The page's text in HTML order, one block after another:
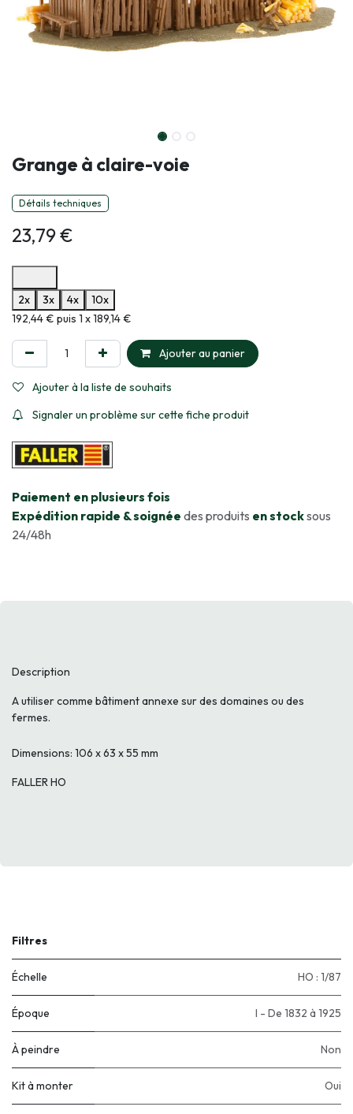
Grange à claire-voie
Détails techniques
23,79€
2x
3x 4x
10x
Informations sur le plan de paiement sélectionné
192,44 € puis 1 x 189,14 €
Ajouter au panier
Ajouter à la liste de souhaits
Signaler un problème sur cette fiche produit
​Paiement en plusieurs fois
Expédition rapide & soignée des produits en stocksous
24/48h
Description
A utiliser comme bâtiment annexe sur des domaines ou des
fermes.
Dimensions: 106 x 63 x 55 mm
FALLER HO
Filtres
Échelle HO : 1/87
Époque I - De 1832 à 1925
À peindre Non
Kit à monter Oui